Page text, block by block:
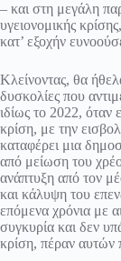
– και στη μεγάλη
υγειονομικής
κατ’ εξοχήν
Κλείνοντας, θα
δυσκολίες που
ιδίως το 2022, όταν
κρίση, με την
καταφέρει μια
από μείωση του
ανάπτυξη από τον
και κάλυψη του
επόμενα χρόνια με
συγκυρία και δεν
κρίση, πέραν αυτών